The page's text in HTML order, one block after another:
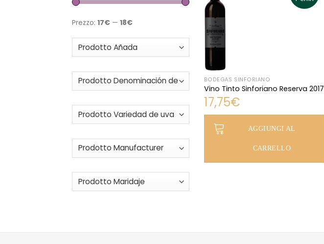
Prezzo: 17€ — 18€
BODEGAS SINFORIANO
Vino Tinto Sinforiano Reserva 2017
17,75€
AGGIUNGI AL
CARRELLO